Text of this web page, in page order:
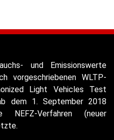
und Emissionswerte
vorgeschriebenen WLTP-
Light Vehicles Test
dem 1. September 2018
Verfahren (neuer